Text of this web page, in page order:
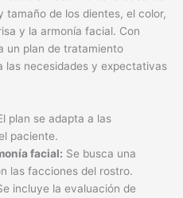
de los dientes, el color,
y la armonía facial. Con
un plan de tratamiento
las necesidades y expectativas
plan se adapta a las
paciente.
facial: Se busca una
las facciones del rostro.
incluye la evaluación de